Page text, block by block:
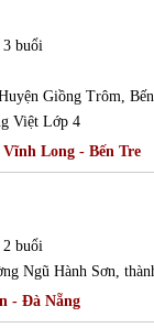
3 buổi
Giồng Trôm,
Việt Lớp 4
Long - Bến Tre
2 buổi
Ngũ Hành Sơn,
- Đà Nẵng